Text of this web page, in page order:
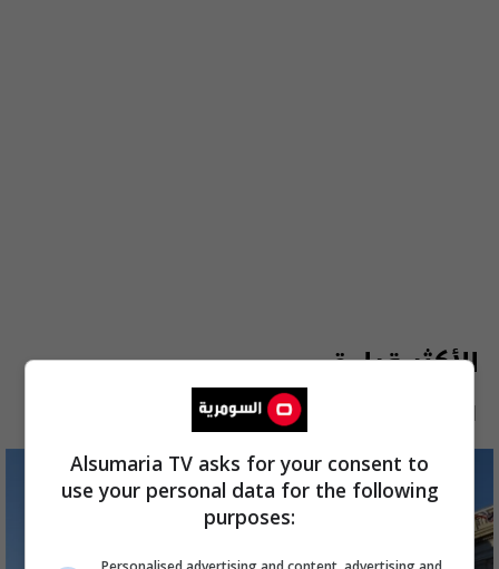
الأكثر قراءة
الآن 7 أيام شهر
Alsumaria TV asks for your consent to
use your personal data for the following
purposes: